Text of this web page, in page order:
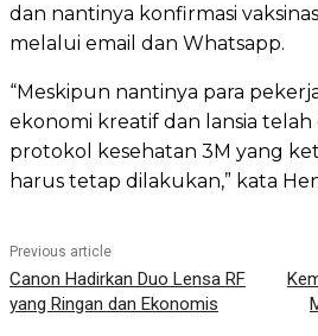
dan nantinya konfirmasi
melalui email dan Whatsapp.
“Meskipun nantinya para
ekonomi kreatif dan lansia telah
protokol kesehatan 3M yang
harus tetap dilakukan,” kata
Previous article
Canon Hadirkan Duo Lensa RF
yang Ringan dan Ekonomis